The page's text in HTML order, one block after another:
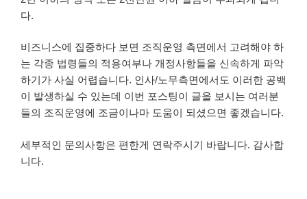
다.
비즈니스에 집중하다 보면 조직운영 측면에서 고려해야 하
는 각종 법령들의 적용여부나 개정사항들을 신속하게 파악
하기가 사실 어렵습니다. 인사/노무측면에서도 이러한 공백
이 발생하실 수 있는데 이번 포스팅이 글을 보시는 여러분
들의 조직운영에 조금이나마 도움이 되셨으면 좋겠습니다.
세부적인 문의사항은 편한게 연락주시기 바랍니다. 감사합
니다.